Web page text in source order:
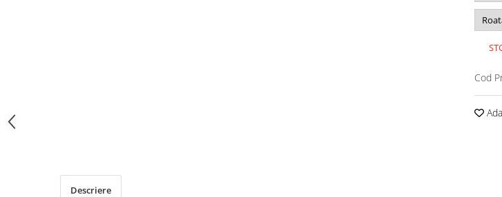
Cod
Descriere